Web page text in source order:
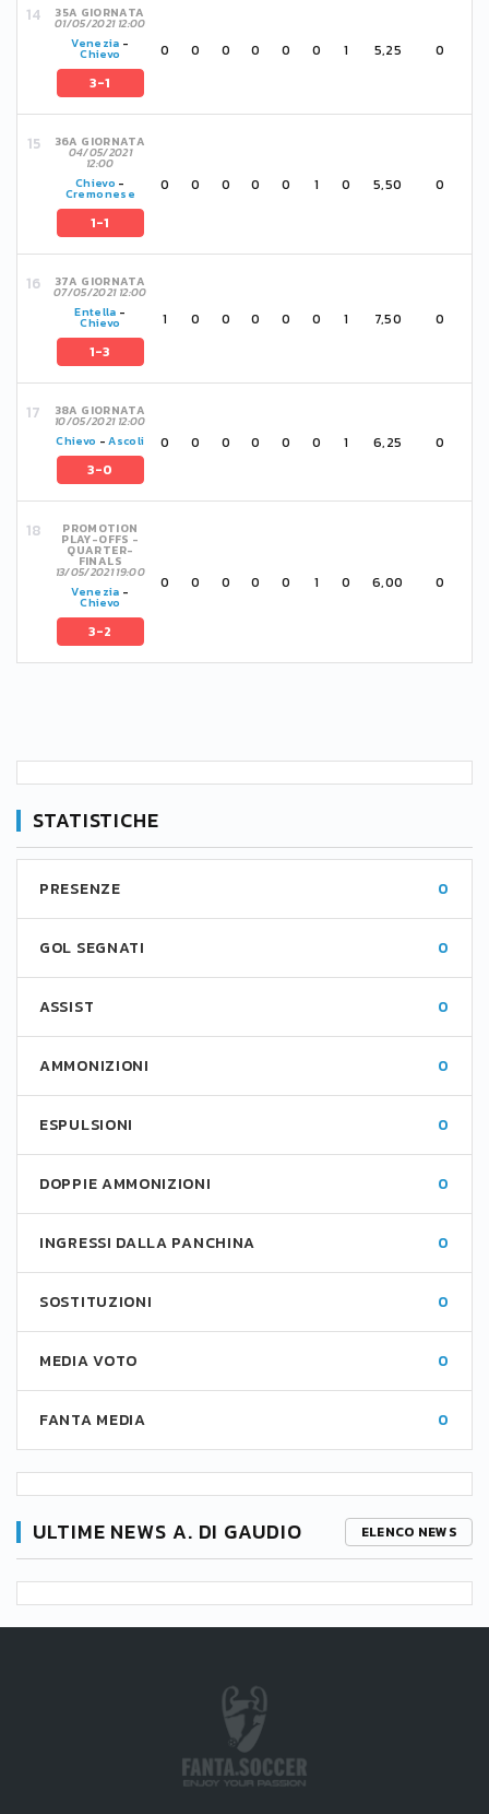
35A GIORNATA
01/05/2021 12:00
Venezia -
Chievo
3-1
0 0 0 0 0 0 1 5,25 0
36A GIORNATA
04/05/2021
12:00
Chievo -
Cremonese
1-1
0 0 0 0 0 1 0 5,50 0
37A GIORNATA
07/05/2021 12:00
Entella -
Chievo
1-3
1 0 0 0 0 0 1 7,50 0
38A GIORNATA
10/05/2021 12:00
Chievo -Ascoli
3-0
0 0 0 0 0 0 1 6,25 0
PROMOTION
PLAY-OFFS -
QUARTER-
FINALS
13/05/2021 19:00
Venezia -
Chievo
3-2
0 0 0 0 0 1 0 6,00 0
STATISTICHE
PRESENZE 0
GOL SEGNATI 0
ASSIST 0
AMMONIZIONI 0
ESPULSIONI 0
DOPPIE AMMONIZIONI 0
INGRESSI DALLA PANCHINA 0
SOSTITUZIONI 0
MEDIA VOTO 0
FANTA MEDIA 0
ULTIME NEWS A. DI GAUDIO ELENCO NEWS